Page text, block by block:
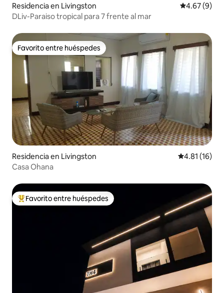
Residencia en Livingston Calificación
4.67 (9)
DLiv-Paraiso tropical para 7 frente al mar
Favorito entre huéspedes
Favorito entre huéspedes
Residencia en Livingston Calificación
4.81 (16)
Casa Ohana
De los mejores en Favorito entre huéspedes
Favorito entre huéspedes